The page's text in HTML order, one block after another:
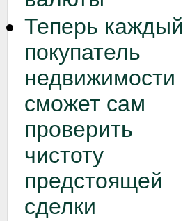
Теперь каждый
покупатель
недвижимости
сможет сам
проверить
чистоту
предстоящей
сделки